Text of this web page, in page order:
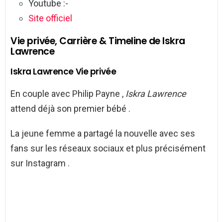
Youtube :-
Site officiel
Vie privée, Carrière & Timeline de Iskra
Lawrence
Iskra Lawrence Vie privée
En couple avec Philip Payne , Iskra Lawrence
attend déjà son premier bébé .
La jeune femme a partagé la nouvelle avec ses
fans sur les réseaux sociaux et plus précisément
sur Instagram .